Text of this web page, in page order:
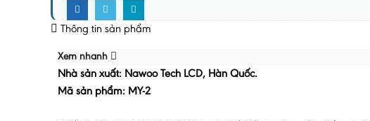
Thông tin sản phẩm
Xem nhanh
Nhà sản xuất: Nawoo Tech LCD, Hàn Quốc.
Mã sản phẩm: MY-2